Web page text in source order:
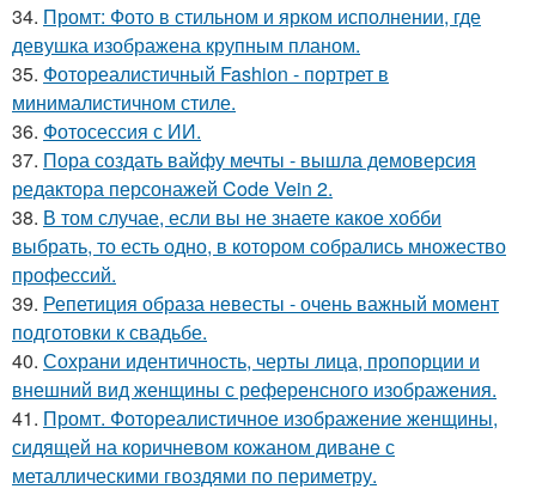
34. Промт: Фото в стильном и ярком исполнении, где
девушка изображена крупным планом.
35. Фотореалистичный Fashion - портрет в
минималистичном стиле.
36. Фотосессия с ИИ.
37. Пора создать вайфу мечты - вышла демоверсия
редактора персонажей Code Vein 2.
38. В том случае, если вы не знаете какое хобби
выбрать, то есть одно, в котором собрались множество
профессий.
39. Репетиция образа невесты - очень важный момент
подготовки к свадьбе.
40. Сохрани идентичность, черты лица, пропорции и
внешний вид женщины с референсного изображения.
41. Промт. Фотореалистичное изображение женщины,
сидящей на коричневом кожаном диване с
металлическими гвоздями по периметру.